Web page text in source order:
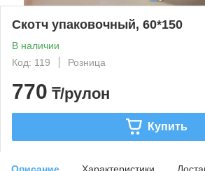
Скотч упаковочный, 60*150
В наличии
Код: 119
Розница
770 ₸/рулон
Купить
Описание Характеристики